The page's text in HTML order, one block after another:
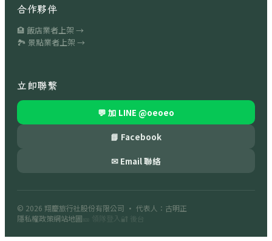
合作夥伴
🏨 飯店業者上架 →
🏞 景點業者上架 →
立即聯繫
💬 加 LINE @oeoeo
📘 Facebook
✉ Email 聯絡
© 2026 翔慶旅行社股份有限公司 · 代表人：古明正
隱私權政策網站地圖 🎫 領隊登入 🔐 後台